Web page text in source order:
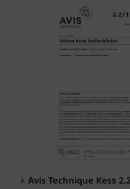
Avis Technique Kess